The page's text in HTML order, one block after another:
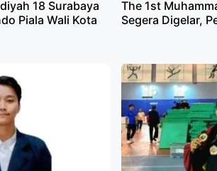
18 Surabaya
Piala Wali Kota
The 1st
Segera Digelar,